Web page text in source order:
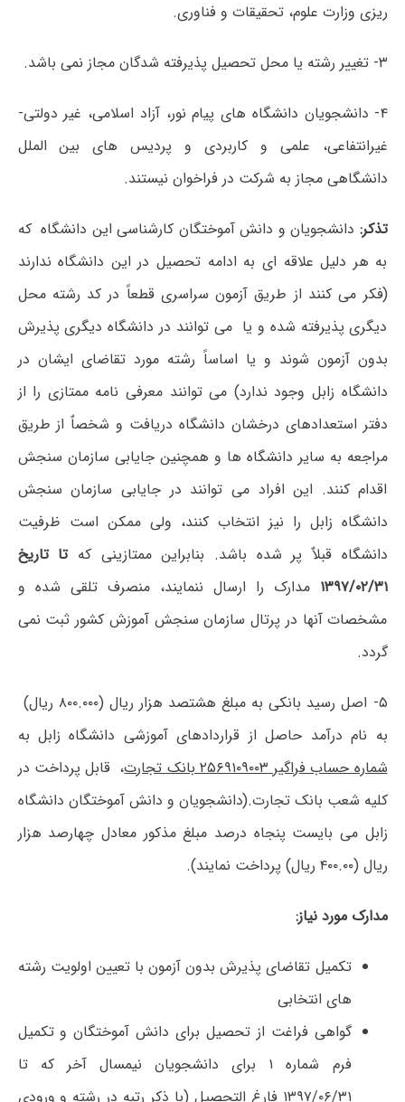
ریزی وزارت علوم، تحقیقات و فناوری.
۳- تغییر رشته یا محل تحصیل پذیرفته شدگان مجاز نمی باشد.
۴- دانشجویان دانشگاه های پیام نور، آزاد اسلامی، غیر دولتی-
غیرانتفاعی، علمی و کاربردی و پردیس های بین الملل
دانشگاهی مجاز به شرکت در فراخوان نیستند.
تذکر: دانشجویان و دانش آموختگان کارشناسی این دانشگاه که
به هر دلیل علاقه ای به ادامه تحصیل در این دانشگاه ندارند
(فکر می کنند از طریق آزمون سراسری قطعاً در کد رشته محل
دیگری پذیرفته شده و یا می توانند در دانشگاه دیگری پذیرش
بدون آزمون شوند و یا اساساً رشته مورد تقاضای ایشان در
دانشگاه زابل وجود ندارد) می توانند معرفی نامه ممتازی را از
دفتر استعدادهای درخشان دانشگاه دریافت و شخصاٌ از طریق
مراجعه به سایر دانشگاه ها و همچنین جایابی سازمان سنجش
اقدام کنند. این افراد می توانند در جایابی سازمان سنجش
دانشگاه زابل را نیز انتخاب کنند، ولی ممکن است ظرفیت
دانشگاه قبلاٌ پر شده باشد. بنابراین ممتازینی کهتا تاریخ
۱۳۹۷/۰۲/۳۱ مدارک را ارسال ننمایند، منصرف تلقی شده و
مشخصات آنها در پرتال سازمان سنجش آموزش کشور ثبت نمی
گردد.
۵- اصل رسید بانکی به مبلغ هشتصد هزار ریال (۸۰۰.۰۰۰ ریال)
به نام درآمد حاصل از قراردادهای آموزشی دانشگاه زابل به
شماره حساب فراگیر ۲۵۶۹۱۰۹۰۰۳ بانک تجارت
، قابل پرداخت در
کلیه شعب بانک تجارت.(دانشجویان و دانش آموختگان دانشگاه
زابل می بایست پنجاه درصد مبلغ مذکور معادل چهارصد هزار
ریال (۴۰۰.۰۰ ریال) پرداخت نمایند).
مدارک مورد نیاز:
تکمیل تقاضای پذیرش بدون آزمون با تعیین اولویت رشته
های انتخابی
گواهی فراغت از تحصیل برای دانش آموختگان و تکمیل
فرم شماره ۱ برای دانشجویان نیمسال آخر که تا
۱۳۹۷/۰۶/۳۱ فارغ التحصیل (با ذکر رتبه در رشته و ورودی